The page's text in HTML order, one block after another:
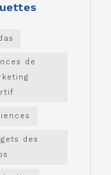
de
des